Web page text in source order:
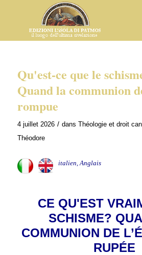
Qu'est-ce que le
Quand la communion
rompue
4 juillet 2026 / dans Théologie et droit
Théodore
italien, Anglais
CE QU'EST
SCHISME?
COMMUNION DE
RUPÉE